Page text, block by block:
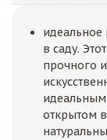
идеальное
в саду.
прочного
открытом